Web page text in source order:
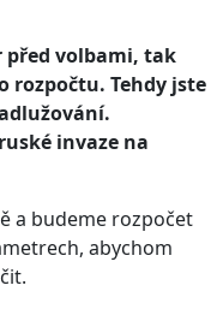
před volbami, tak
rozpočtu. Tehdy jste
invaze na
a budeme rozpočet
abychom